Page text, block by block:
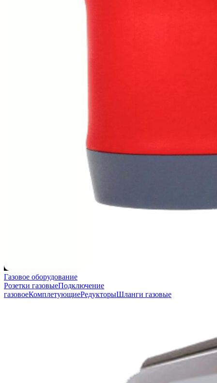
Газовое оборудование
Розетки газовыеПодключение
газовоеКомплетующиеРедукторыШланги газовые